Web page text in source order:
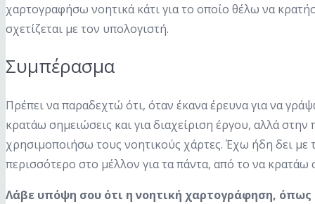
χαρτογραφήσω νοητικά κάτι για το οποίο θέλω να
σχετίζεται με τον υπολογιστή.
Συμπέρασμα
Πρέπει να παραδεχτώ ότι, όταν έκανα έρευνα για να
κρατάω σημειώσεις και για διαχείριση έργου, αλλά
χρησιμοποιήσω τους νοητικούς χάρτες. Έχω ήδη δει
περισσότερο στο μέλλον για τα πάντα, από το να
Λάβε υπόψη σου ότι η νοητική χαρτογράφηση, όπως